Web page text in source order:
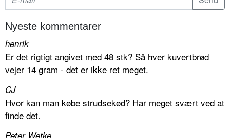
Nyeste kommentarer
henrik
Er det rigtigt angivet med 48 stk? Så hver kuvertbrød
vejer 14 gram - det er ikke ret meget.
CJ
Hvor kan man købe strudsekød? Har meget svært ved at
finde det.
Peter Wetke